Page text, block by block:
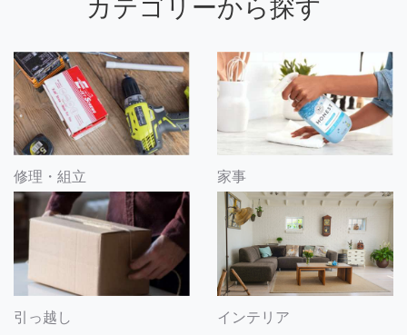
カテゴリーから探す
修理・組立 家事
引っ越し インテリア